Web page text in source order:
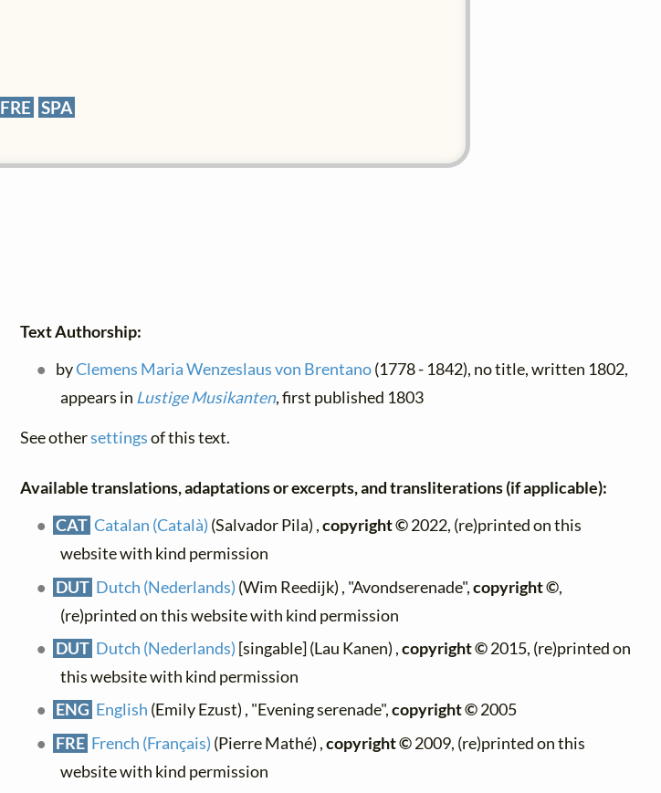
FRE SPA
Text Authorship:
byClemens Maria Wenzeslaus von Brentano(1778 - 1842), no title, written 1802,
appears in Lustige Musikanten, first published 1803
See othersettingsof this text.
Available translations, adaptations or excerpts, and transliterations (if applicable):
CAT Catalan (Català) (Salvador Pila) ,copyright ©2022, (re)printed on this
website with kind permission
DUT Dutch (Nederlands) (Wim Reedijk) , "Avondserenade",copyright ©,
(re)printed on this website with kind permission
DUT Dutch (Nederlands) [singable] (Lau Kanen) ,copyright ©2015, (re)printed on
this website with kind permission
ENG English (Emily Ezust) , "Evening serenade",copyright ©2005
FRE French (Français) (Pierre Mathé) ,copyright ©2009, (re)printed on this
website with kind permission